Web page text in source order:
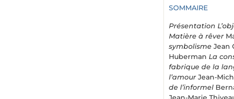
SOMMAIRE
Présentation
Matière à rêver
symbolisme Jean
Huberman La
fabrique de la
l’amour Jean-
de l’informel